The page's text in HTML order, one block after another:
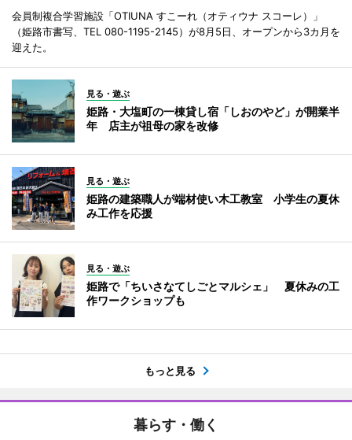
会員制複合学習施設「OTIUNA すこーれ（オティウナ スコーレ）」
（姫路市書写、TEL 080-1195-2145）が8月5日、オープンから3カ月を
迎えた。
見る・遊ぶ
姫路・大塩町の一棟貸し宿「しおのやど」が開業半
年 店主が祖母の家を改修
見る・遊ぶ
姫路の建築職人が端材使い木工教室 小学生の夏休
み工作を応援
見る・遊ぶ
姫路で「ちいさなてしごとマルシェ」 夏休みの工
作ワークショップも
もっと見る
暮らす・働く